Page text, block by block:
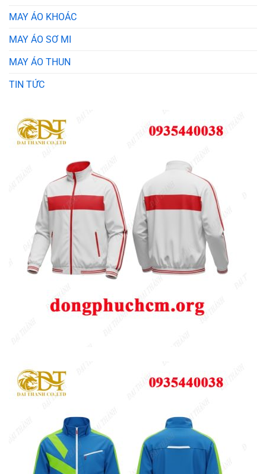
MAY ÁO KHOÁC
MAY ÁO SƠ MI
MAY ÁO THUN
TIN TỨC